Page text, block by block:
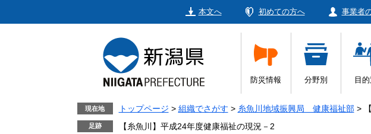
本文へ 初めての方へ 事業者
防災情報 分野別 目的
現在地 トップページ > 組織でさがす > 糸魚川地域振興局 健康福祉部 >
【糸魚川】平成24年度健康福祉の現況－2